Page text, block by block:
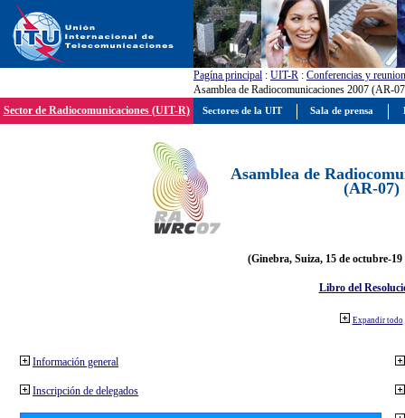
Pagína principal : UIT-R : Conferencias y
Asamblea de Radiocomunicaciones 2007 (AR-
Sector de Radiocomunicaciones (UIT-R)
Asamblea de
(AR-07)
(Ginebra, Suiza, 15 de octubre-19
Libro del
Expandir todo
Información general
Inscripción de delegados
Sectores de la UIT Sala de prensa